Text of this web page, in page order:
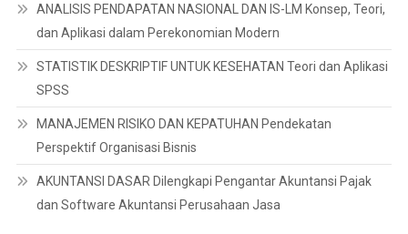
ANALISIS PENDAPATAN NASIONAL DAN IS-LM Konsep, Teori,
dan Aplikasi dalam Perekonomian Modern
STATISTIK DESKRIPTIF UNTUK KESEHATAN Teori dan Aplikasi
SPSS
MANAJEMEN RISIKO DAN KEPATUHAN Pendekatan
Perspektif Organisasi Bisnis
AKUNTANSI DASAR Dilengkapi Pengantar Akuntansi Pajak
dan Software Akuntansi Perusahaan Jasa